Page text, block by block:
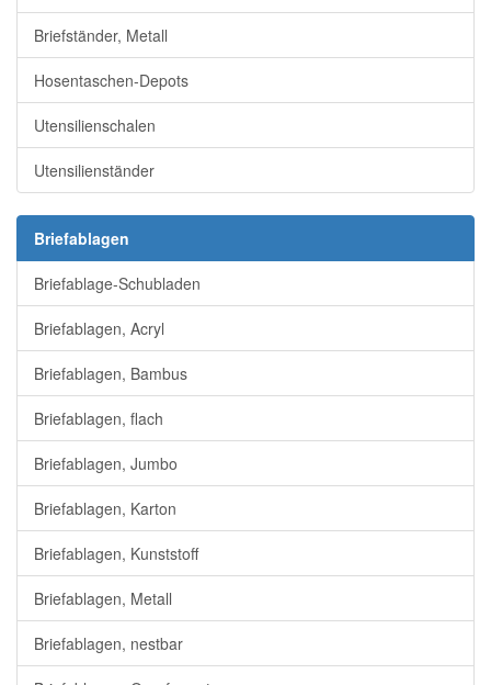
Briefständer, Metall
Hosentaschen-Depots
Utensilienschalen
Utensilienständer
Briefablagen
Briefablage-Schubladen
Briefablagen, Acryl
Briefablagen, Bambus
Briefablagen, flach
Briefablagen, Jumbo
Briefablagen, Karton
Briefablagen, Kunststoff
Briefablagen, Metall
Briefablagen, nestbar